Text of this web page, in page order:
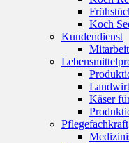
Koch
Kundendienst
Käser
Pflegefachkraft